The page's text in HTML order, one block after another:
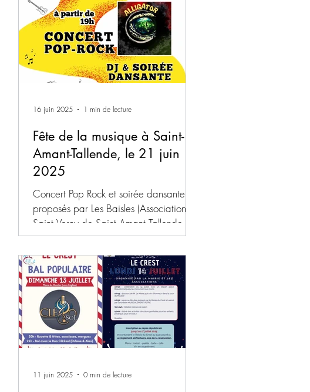
Fête de la musique à Saint-
Amant-Tallende, le 21 juin
2025
Concert Pop Rock et soirée dansante
proposés par Les Baisles (Association
Saint Verny de Saint Amant Tallende ).
Salle polyvalente Pignol...
16 juin 2025 1 min de lecture
11 juin 2025 0 min de lecture